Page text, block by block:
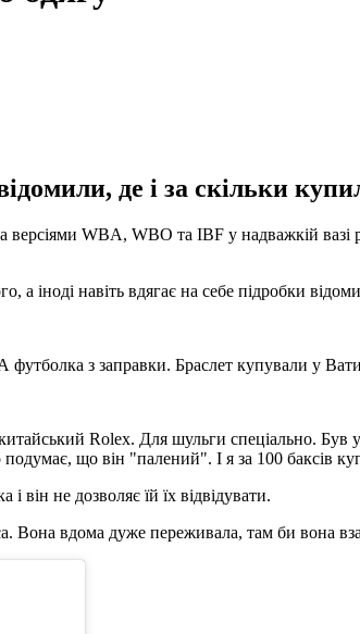
де і за скільки
версіями WBA, WBO та IBF у надважкій
а іноді навіть вдягає на себе підробки
з заправки. Браслет купували у
Rolex. Для шульги спеціально. Був
що він "палений". І я за 100 баксів
він не дозволяє їй їх відвідувати.
вдома дуже переживала, там би вона